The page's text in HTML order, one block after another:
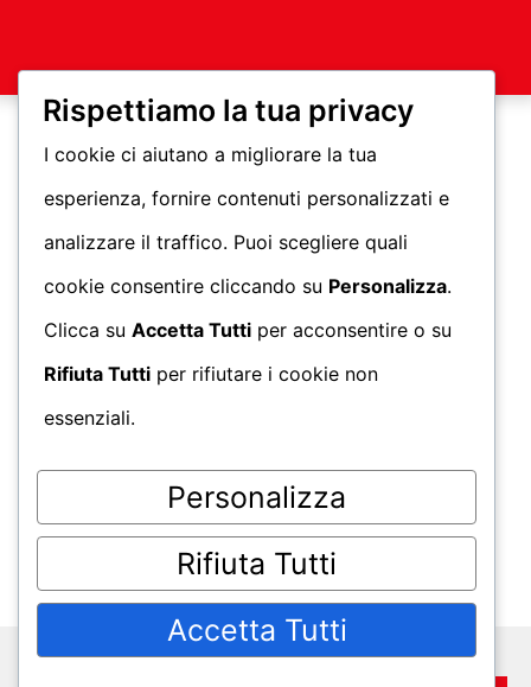
powered byMuccaGialla.com. P.IVA
Rispettiamo la tua privacy
I cookie ci aiutano a migliorare la tua
esperienza, fornire contenuti personalizzati e
analizzare il traffico. Puoi scegliere quali
cookie consentire cliccando su Personalizza.
Clicca su Accetta Tutti per acconsentire o su
Rifiuta Tutti per rifiutare i cookie non
essenziali.
Personalizza
Rifiuta Tutti
Accetta Tutti